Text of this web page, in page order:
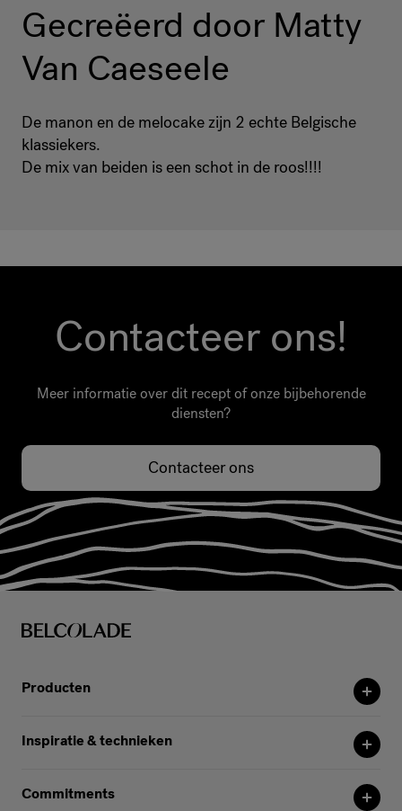
Gecreëerd door Matty
Van Caeseele
De manon en de melocake zijn 2 echte Belgische
klassiekers.
De mix van beiden is een schot in de roos!!!!
Contacteer ons!
Meer informatie over dit recept of onze bijbehorende
diensten?
Contacteer ons
Producten
Inspiratie & technieken
Commitments